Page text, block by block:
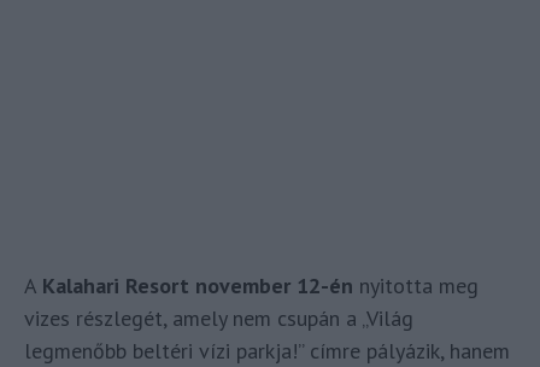
A Kalahari Resort november 12-én nyitotta meg
vizes részlegét, amely nem csupán a „Világ
legmenőbb beltéri vízi parkja!” címre pályázik, hanem